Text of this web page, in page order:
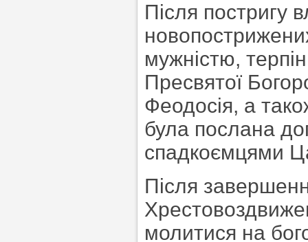
Після постригу
мужністю,
Пресвятої
Феодосія, а
була послана
спадкоємцями
Після
молитися на